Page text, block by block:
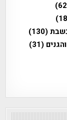
(130)
(31)